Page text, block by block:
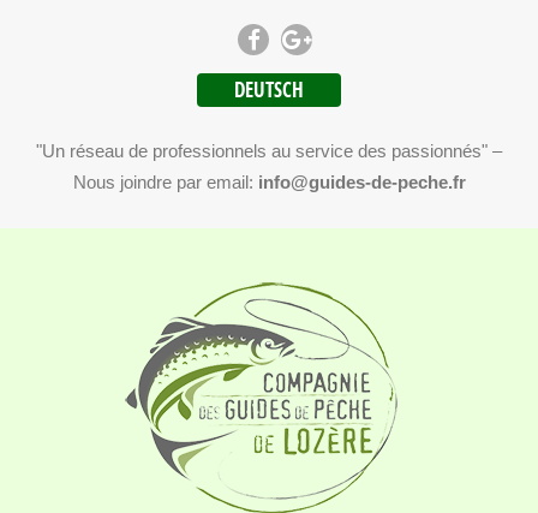
DEUTSCH
"Un réseau de professionnels au service des passionnés" –
Nous joindre par email: info@guides-de-peche.fr